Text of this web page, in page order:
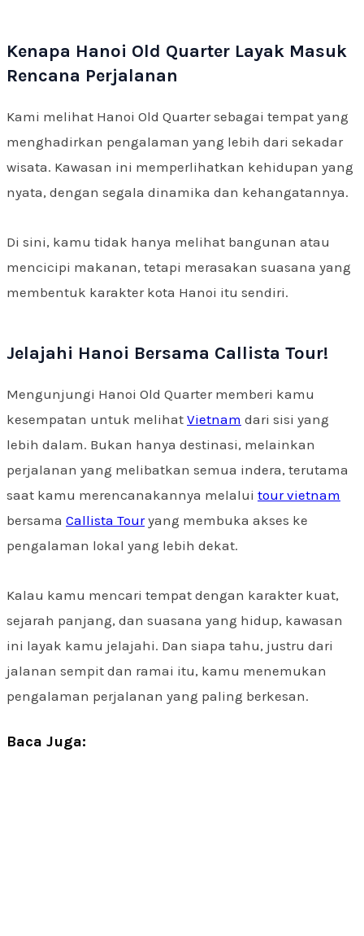
Kenapa Hanoi Old Quarter Layak Masuk
Rencana Perjalanan
Kami melihat Hanoi Old Quarter sebagai tempat yang
menghadirkan pengalaman yang lebih dari sekadar
wisata. Kawasan ini memperlihatkan kehidupan yang
nyata, dengan segala dinamika dan kehangatannya.
Di sini, kamu tidak hanya melihat bangunan atau
mencicipi makanan, tetapi merasakan suasana yang
membentuk karakter kota Hanoi itu sendiri.
Jelajahi Hanoi Bersama Callista Tour!
Mengunjungi Hanoi Old Quarter memberi kamu
kesempatan untuk melihat Vietnam dari sisi yang
lebih dalam. Bukan hanya destinasi, melainkan
perjalanan yang melibatkan semua indera, terutama
saat kamu merencanakannya melalui tour vietnam
bersama Callista Touryang membuka akses ke
pengalaman lokal yang lebih dekat.
Kalau kamu mencari tempat dengan karakter kuat,
sejarah panjang, dan suasana yang hidup, kawasan
ini layak kamu jelajahi. Dan siapa tahu, justru dari
jalanan sempit dan ramai itu, kamu menemukan
pengalaman perjalanan yang paling berkesan.
Baca Juga: